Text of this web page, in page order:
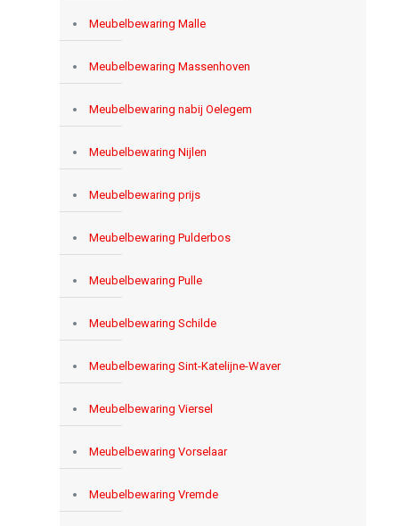
Meubelbewaring Malle
Meubelbewaring Massenhoven
Meubelbewaring nabij Oelegem
Meubelbewaring Nijlen
Meubelbewaring prijs
Meubelbewaring Pulderbos
Meubelbewaring Pulle
Meubelbewaring Schilde
Meubelbewaring Sint-Katelijne-Waver
Meubelbewaring Viersel
Meubelbewaring Vorselaar
Meubelbewaring Vremde